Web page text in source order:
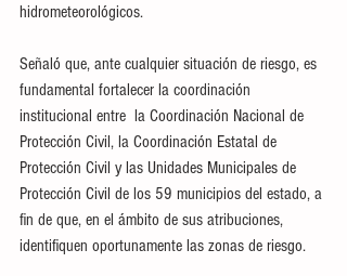
hidrometeorológicos.
Señaló que, ante cualquier situación de riesgo, es
fundamental fortalecer la coordinación
institucional entre  la Coordinación Nacional de
Protección Civil, la Coordinación Estatal de
Protección Civil y las Unidades Municipales de
Protección Civil de los 59 municipios del estado, a
fin de que, en el ámbito de sus atribuciones,
identifiquen oportunamente las zonas de riesgo.